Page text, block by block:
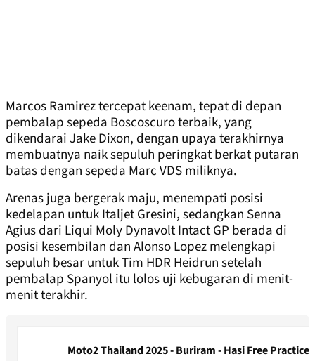
Marcos Ramirez tercepat keenam, tepat di depan
pembalap sepeda Boscoscuro terbaik, yang
dikendarai Jake Dixon, dengan upaya terakhirnya
membuatnya naik sepuluh peringkat berkat putaran
batas dengan sepeda Marc VDS miliknya.
Arenas juga bergerak maju, menempati posisi
kedelapan untuk Italjet Gresini, sedangkan Senna
Agius dari Liqui Moly Dynavolt Intact GP berada di
posisi kesembilan dan Alonso Lopez melengkapi
sepuluh besar untuk Tim HDR Heidrun setelah
pembalap Spanyol itu lolos uji kebugaran di menit-
menit terakhir.
Moto2 Thailand 2025 - Buriram - Hasi Free Practice